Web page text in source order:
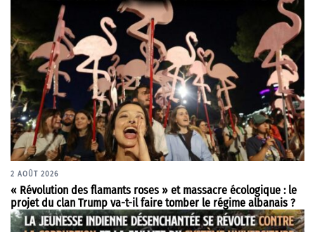
2 AOÛT 2026
« Révolution des flamants roses » et massacre écologique : le
projet du clan Trump va-t-il faire tomber le régime albanais ?